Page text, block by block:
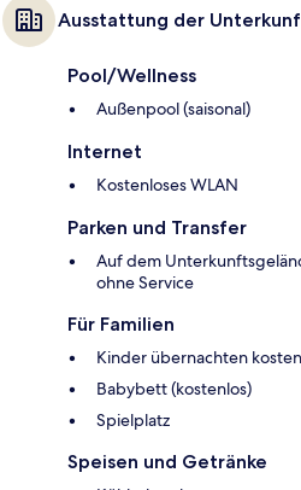
Ausstattung der
Pool/Wellness
Außenpool (saisonal)
Internet
Kostenloses WLAN
Parken und Transfer
Auf dem
ohne Service
Für Familien
Kinder übernachten
Babybett (kostenlos)
Spielplatz
Speisen und Getränke